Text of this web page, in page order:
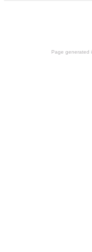
Page generated